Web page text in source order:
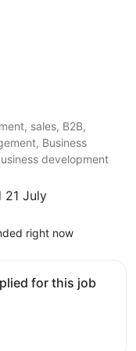
sales, B2B,
Business
development
21 July
right now
for this job